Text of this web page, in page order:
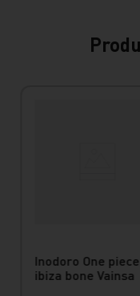
Inodoro One piece
ibiza bone Vainsa